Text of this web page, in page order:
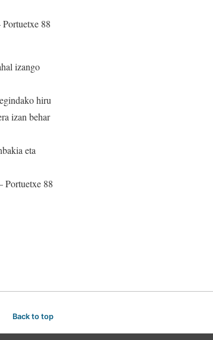
88
izango
hiru
izan behar
eta
Portuetxe 88
Back to top